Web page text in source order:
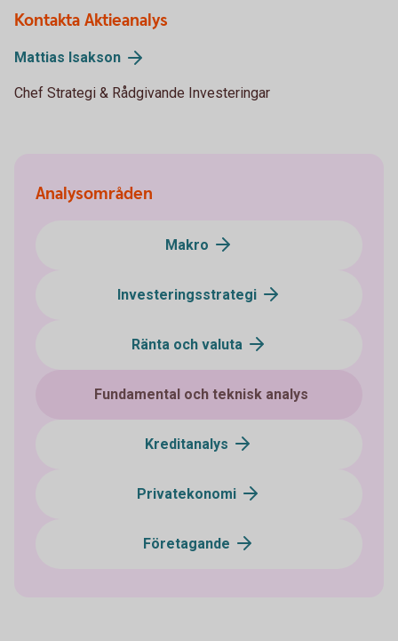
Kontakta Aktieanalys
Mattias Isakson
Chef Strategi & Rådgivande Investeringar
Analysområden
Makro
Investeringsstrategi
Ränta och valuta
Fundamental och teknisk analys
Kreditanalys
Privatekonomi
Företagande